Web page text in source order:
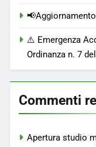
⚠️ Emergenza
Ordinanza n. 7
Commenti
Apertura studio